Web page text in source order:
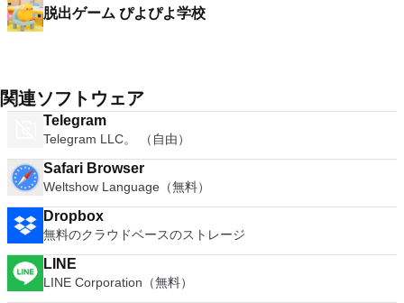
脱出ゲーム ぴよぴよ学校
関連ソフトウェア
Telegram
Telegram LLC。 （自由）
Safari Browser
Weltshow Language（無料）
Dropbox
無料のクラウドベースのストレージ
LINE
LINE Corporation（無料）